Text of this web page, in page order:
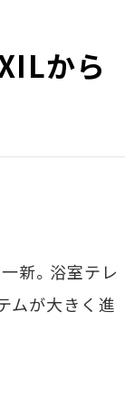
から
新。浴室テレ
ムが大きく進